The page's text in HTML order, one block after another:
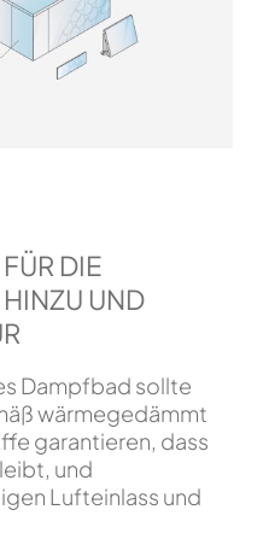
DIE
UND
Dampfbad sollte
wärmegedämmt
garantieren, dass
und
Lufteinlass und